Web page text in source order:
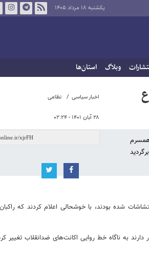
یکشنبه ۱۸ مرداد ۱۴۰۵
وبلاگ استان‌ها
اخبار سیاسی نظامی
۲۸ آبان ۱۴۰۱ - ۰۲:۲۴
شروع
همسرم
شده بودند، با خوشحالی اعلام کردند که
به ناگاه خط روایی اکانت‌های ضدانقلاب تغییر